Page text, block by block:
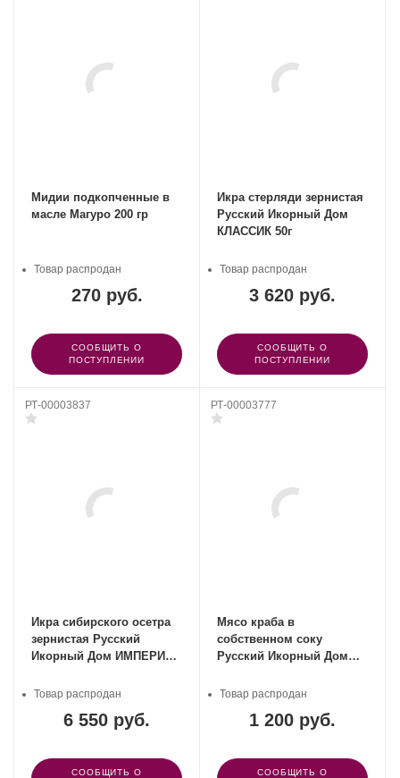
Мидии подкопченные в
масле Магуро 200 гр
270 руб.
Товар распродан
СООБЩИТЬ О
ПОСТУПЛЕНИИ
Икра стерляди зернистая
Русский Икорный Дом
КЛАССИК 50г
3 620 руб.
Товар распродан
СООБЩИТЬ О
ПОСТУПЛЕНИИ
РТ-00003837
Икра сибирского осетра
зернистая Русский
Икорный Дом ИМПЕРИАЛ
6 550 руб.
Товар распродан
СООБЩИТЬ О
РТ-00003777
Мясо краба в
собственном соку
Русский Икорный Дом
1 200 руб.
Товар распродан
СООБЩИТЬ О